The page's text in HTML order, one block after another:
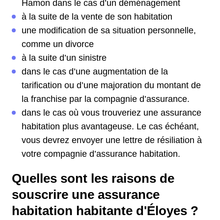
Hamon dans le cas d’un déménagement
à la suite de la vente de son habitation
une modification de sa situation personnelle,
comme un divorce
à la suite d’un sinistre
dans le cas d’une augmentation de la
tarification ou d’une majoration du montant de
la franchise par la compagnie d’assurance.
dans le cas où vous trouveriez une assurance
habitation plus avantageuse. Le cas échéant,
vous devrez envoyer une lettre de résiliation à
votre compagnie d’assurance habitation.
Quelles sont les raisons de
souscrire une assurance
habitation habitante d'Éloyes ?